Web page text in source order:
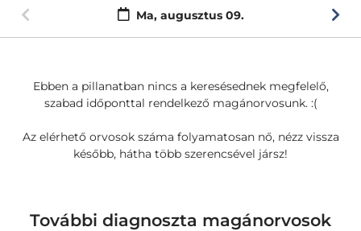
Ma, augusztus 09.
Ebben a pillanatban nincs a keresésednek megfelelő,
szabad időponttal rendelkező magánorvosunk. :(
Az elérhető orvosok száma folyamatosan nő, nézz vissza
később, hátha több szerencsével jársz!
További diagnoszta magánorvosok